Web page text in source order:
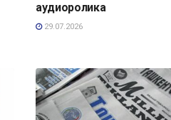
аудиоролика
29.07.2026